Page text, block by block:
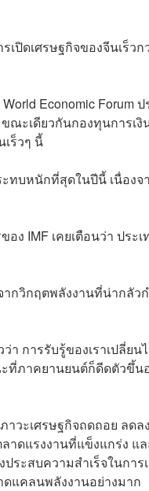
ปิดเศรษฐกิจของจีนเร็วก
Economic Forum ป
ณะเดียวกันกองทุนการเงิ
ร็วๆ นี้
ทบหนักที่สุดในปีนี้ เนื่องจ
ง IMF เคยเตือนว่า ประเ
ากวิกฤตพลังงานที่น่ากลัว
า การรับรู้ของเราเปลี่ยน
ที่ภาคยานยนต์ก็ดีดตัวขึ้น
าวะเศรษฐกิจถดถอย ลดล
ดแรงงานที่แข็งแกร่ง แล
ระสบความสำเร็จในการ
แคลนพลังงานอย่างมาก